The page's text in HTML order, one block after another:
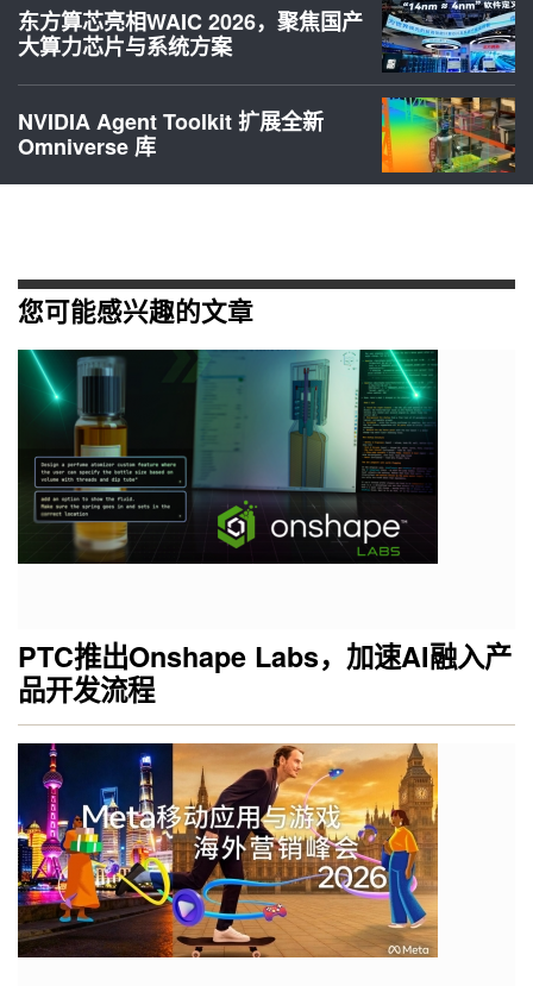
东方算芯亮相WAIC 2026，聚焦国产
大算力芯片与系统方案
NVIDIA Agent Toolkit 扩展全新
Omniverse 库
您可能感兴趣的文章
PTC推出Onshape Labs，加速AI融入产
品开发流程